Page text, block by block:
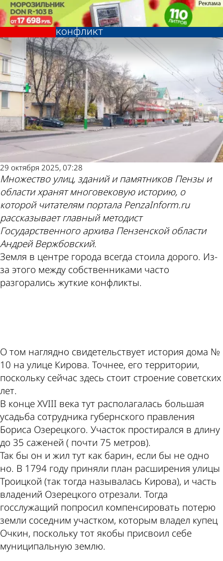
История Пензы: Из-за земли в
центре города произошел
конфликт
История
29 октября 2025, 07:28
Множество улиц, зданий и памятников Пензы и
области хранят многовековую историю, о
которой читателям портала PenzaInform.ru
рассказывает главный методист
Государственного архива Пензенской области
Андрей Вержбовский.
Земля в центре города всегда стоила дорого. Из-
за этого между собственниками часто
разгорались жуткие конфликты.
О том наглядно свидетельствует история дома №
10 на улице Кирова. Точнее, его территории,
поскольку сейчас здесь стоит строение советских
лет.
В конце XVIII века тут располагалась большая
усадьба сотрудника губернского правления
Бориса Озерецкого. Участок простирался в длину
до 35 саженей ( почти 75 метров).
Так бы он и жил тут как барин, если бы не одно
но. В 1794 году приняли план расширения улицы
Троицкой (так тогда называлась Кирова), и часть
владений Озерецкого отрезали. Тогда
госслужащий попросил компенсировать потерю
земли соседним участком, которым владел купец
Очкин, поскольку тот якобы присвоил себе
муниципальную землю.
История Пензы: Из-за земли в
центре города произошел
конфликт
История
Другие новости
по теме
Погода и курсы
валют в Пензе